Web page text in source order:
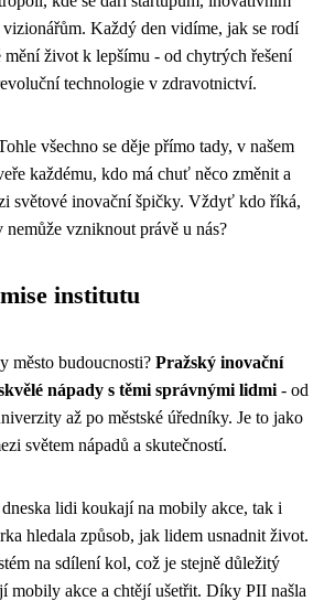
Každý den vidíme, jak se rodí
mění život k lepšímu - od chytrých řešení
technologie v zdravotnictví.
všechno se děje přímo tady, v našem
každému, kdo má chuť něco změnit a
světové inovační špičky. Vždyť kdo říká,
vzniknout právě u nás?
institutu
město budoucnosti? Pražský inovační
nápady s těmi správnými lidmi - od
až po městské úředníky. Je to jako
světem nápadů a skutečností.
lidi koukají na mobily akce, tak i
hledala způsob, jak lidem usnadnit život.
na sdílení kol, což je stejně důležitý
mobily akce a chtějí ušetřit. Díky PII našla